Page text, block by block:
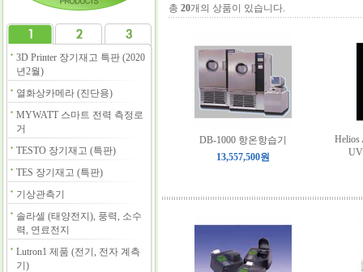
3D Printer 장기재고 특판 (2020
년2월)
열화상카메라 (진단용)
MYWATT 스마트 전력 측정로
거
TESTO 장기재고 (특판)
TES 장기재고 (특판)
기상관측기
솔라셀 (태양전지), 풍력, 소수
력, 연료전지
Lutron1 제품 (전기, 전자 계측
기)
총 20개의 상품이 있습니다.
DB-1000 항온항습기
13,557,500원
Helios